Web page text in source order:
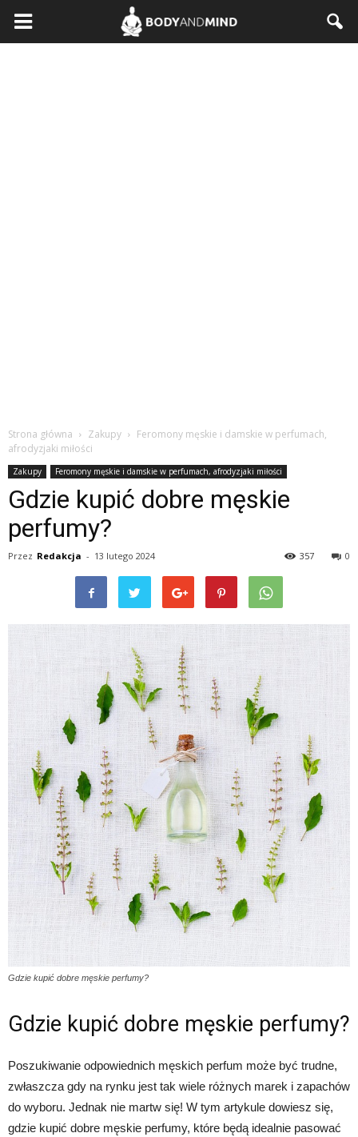
BodyAndMind.pl
Strona główna Zakupy
Feromony męskie i damskie w perfumach,
afrodyzjaki miłości
Zakupy Feromony męskie i damskie w perfumach, afrodyzjaki miłości
Gdzie kupić dobre męskie
perfumy?
Przez Redakcja - 13 lutego 2024 0
357
Gdzie kupić dobre męskie perfumy?
Gdzie kupić dobre męskie perfumy?
Poszukiwanie odpowiednich męskich perfum może być trudne,
zwłaszcza gdy na rynku jest tak wiele różnych marek i zapachów
do wyboru. Jednak nie martw się! W tym artykule dowiesz się,
gdzie kupić dobre męskie perfumy, które będą idealnie pasować